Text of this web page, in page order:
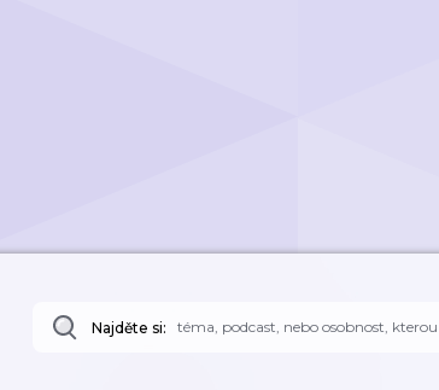
Najděte si: